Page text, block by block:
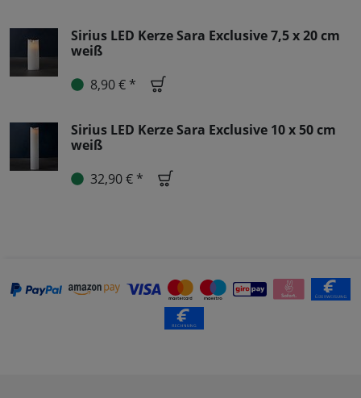
Sirius LED Kerze Sara Exclusive 7,5 x 20 cm
weiß
8,90 € *
Sirius LED Kerze Sara Exclusive 10 x 50 cm
weiß
32,90 € *